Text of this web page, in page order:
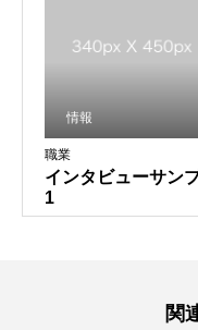
職業
インタビューサン
1
情報
関